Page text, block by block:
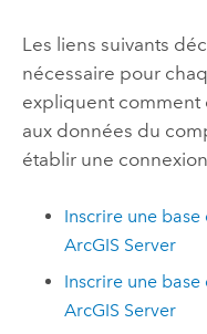
Les liens suivants
nécessaire pour
expliquent comment
aux données du
établir une
Inscrire une
ArcGIS Server
Inscrire une
ArcGIS Server